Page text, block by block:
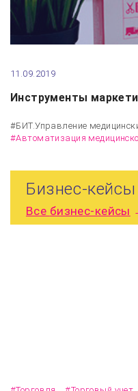
11.09.2019
Инструменты
#БИТ.Управление
#Автоматизация
Бизнес-кейсы
Все бизнес-кейсы